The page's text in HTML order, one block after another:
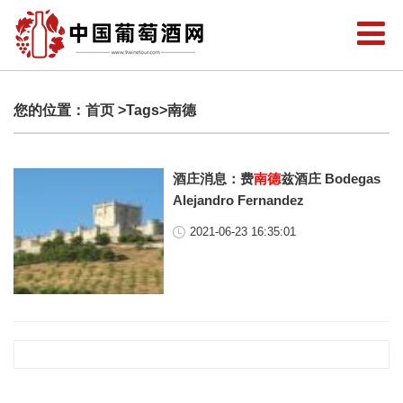
您的位置： 首页 >Tags>南德
酒庄消息：费南德兹酒庄 Bodegas
Alejandro Fernandez
2021-06-23 16:35:01